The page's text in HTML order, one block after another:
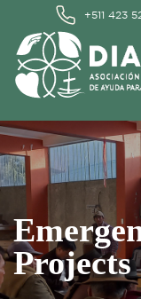
+511 423
Projects